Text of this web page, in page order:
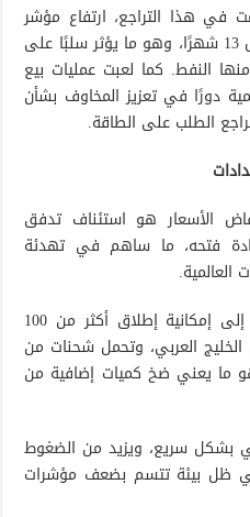
في هذا التراجع، ارتفاع مؤشر
الدولار إلى أعلى مستوى له خلال 13 شهرًا، وهو ما يؤثر سلبًا على
النفط. كما لعبت عمليات بيع
دورًا في تعزيز المخاوف بشأن
الطلب على الطاقة.
الأسعار هو استئناف تدفق
فتحه، ما ساهم في تهدئة
العالمية.
وقد أدى استئناف حركة السفن إلى إمكانية إطلاق أكثر من 100
العربي، وتحمل شحنات من
ما يعني ضخ كميات إضافية من
بشكل سريع، ويزيد من الضغوط
ظل بيئة تتسم بضعف مؤشرات